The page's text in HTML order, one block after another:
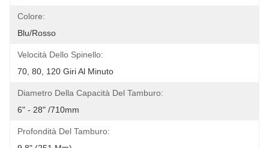
Colore:
Blu/rosso
Velocità Dello Spinello:
70, 80, 120 Giri Al Minuto
Diametro Della Capacità Del Tamburo:
6" - 28" /710mm
Profondità Del Tamburo: